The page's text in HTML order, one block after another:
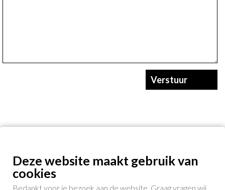
Verstuur
Deze website maakt gebruik van
cookies
Bedankt voor je bezoek aan de website. Graag vragen wij